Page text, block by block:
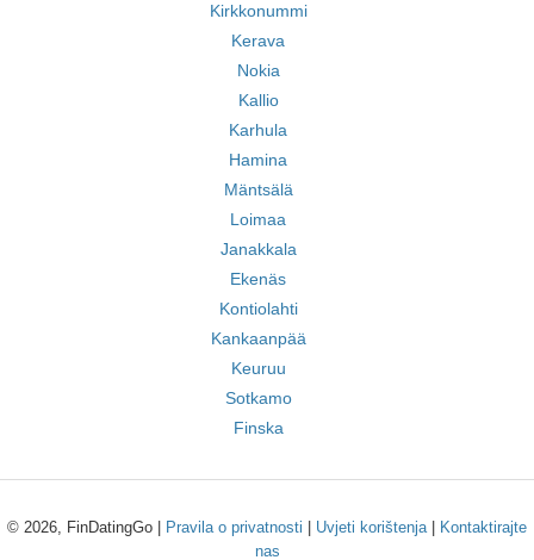
Kirkkonummi
Kerava
Nokia
Kallio
Karhula
Hamina
Mäntsälä
Loimaa
Janakkala
Ekenäs
Kontiolahti
Kankaanpää
Keuruu
Sotkamo
Finska
© 2026, FinDatingGo | Pravila o privatnosti Uvjeti korištenja|
Kontaktirajte
nas